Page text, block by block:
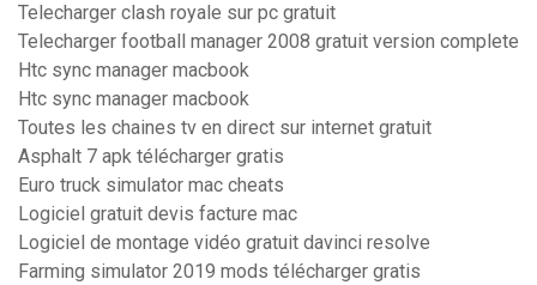
Telecharger clash royale sur pc gratuit
Telecharger football manager 2008 gratuit version complete
Htc sync manager macbook
Htc sync manager macbook
Toutes les chaines tv en direct sur internet gratuit
Asphalt 7 apk télécharger gratis
Euro truck simulator mac cheats
Logiciel gratuit devis facture mac
Logiciel de montage vidéo gratuit davinci resolve
Farming simulator 2019 mods télécharger gratis